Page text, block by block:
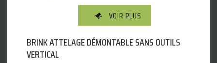
VOIR PLUS
BRINK ATTELAGE DÉMONTABLE SANS OUTILS
VERTICAL